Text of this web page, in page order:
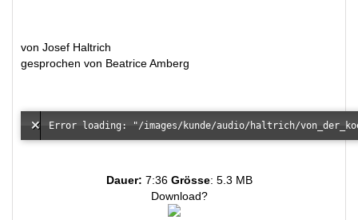
von Josef Haltrich
gesprochen von Beatrice Amberg
Dauer: 7:36 Grösse: 5.3 MB
Download?